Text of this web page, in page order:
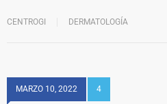
CENTROGI DERMATOLOGÍA
MARZO 10, 2022 4